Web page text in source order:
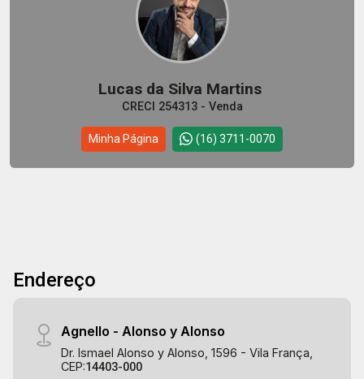
Lucas da Silva Martins
CRECI 254313 - Venda
Minha Página (16) 3711-0070
Endereço
Agnello - Alonso y Alonso
Dr. Ismael Alonso y Alonso, 1596 - Vila França,
CEP:14403-000